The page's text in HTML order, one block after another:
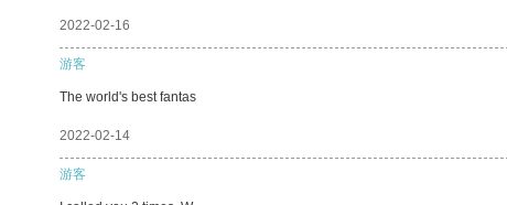
2022-02-16
游客
The world's best fantas
2022-02-14
游客